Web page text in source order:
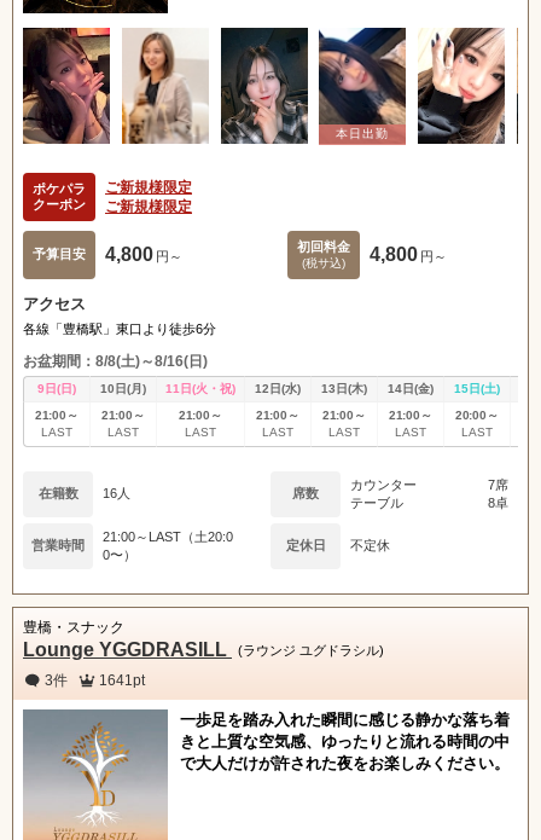
ポケパラ
クーポン
ご新規様限定
ご新規様限定
予算目安 4,800 円～
初回料金
(税サ込) 4,800 円～
アクセス
各線「豊橋駅」東口より徒歩6分
お盆期間：8/8(土)～8/16(日)
9日(日) 10日(月) 11日(火・祝) 12日(水) 13日(木) 14日(金) 15日(土)
21:00～
LAST
21:00～
LAST
21:00～
LAST
21:00～
LAST
21:00～
LAST
21:00～
LAST
20:00～
LAST
在籍数 16人 席数
カウンター
7席
テーブル
8卓
営業時間
21:00～LAST（土20:0
0〜）
定休日 不定休
豊橋・スナック
Lounge YGGDRASILL (ラウンジ ユグドラシル)
3件 1641pt
一歩足を踏み入れた瞬間に感じる静かな落ち着
きと上質な空気感、ゆったりと流れる時間の中
で大人だけが許された夜をお楽しみください。